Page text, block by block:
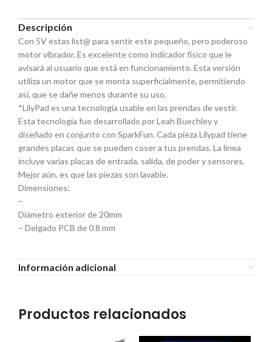
Descripción
Con 5V estas list@ para sentir este pequeño, pero poderoso
motor vibrador. Es excelente como indicador físico que le
avisará al usuario que está en funcionamiento. Esta versión
utiliza un motor que se monta superficialmente, permitiendo
así, que se dañe menos durante su uso.
*LilyPad es una tecnología usable en las prendas de vestir.
Esta tecnología fue desarrollado por Leah Buechley y
diseñado en conjunto con SparkFun. Cada pieza Lilypad tiene
grandes placas que se pueden coser a tus prendas. La línea
incluye varias placas de entrada, salida, de poder y sensores.
Mejor aún, es que las piezas son lavable.
Dimensiones:
–
Diámetro exterior de 20mm
– Delgado PCB de 0.8 mm
Información adicional
Productos relacionados